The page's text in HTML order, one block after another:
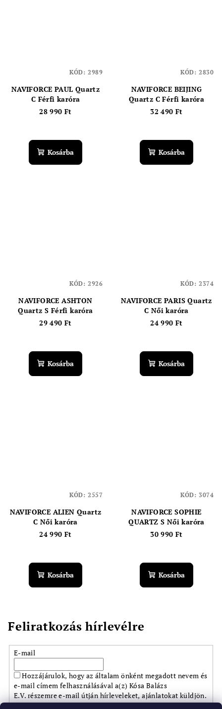
NAVIFORCE PAUL Quartz
C Férfi karóra
28 990 Ft
Kosárba
KÓD: 2989
NAVIFORCE BEIJING
Quartz C Férfi karóra
32 490 Ft
Kosárba
KÓD: 2830
NAVIFORCE ASHTON
Quartz S Férfi karóra
29 490 Ft
Kosárba
KÓD: 2926
NAVIFORCE PARIS Quartz
C Női karóra
24 990 Ft
Kosárba
KÓD: 2374
NAVIFORCE ALIEN Quartz
C Női karóra
24 990 Ft
Kosárba
KÓD: 2557
NAVIFORCE SOPHIE
QUARTZ S Női karóra
30 990 Ft
Kosárba
KÓD: 3074
Feliratkozás hírlevélre
E-mail
Hozzájárulok, hogy az általam önként megadott nevem és
e-mail címem felhasználásával a(z) Kósa Balázs
E.V. részemre e-mail útján hírleveleket, ajánlatokat küldjön.
Kijelentem, hogy azadatkezelési tájékoztatótelolvastam.